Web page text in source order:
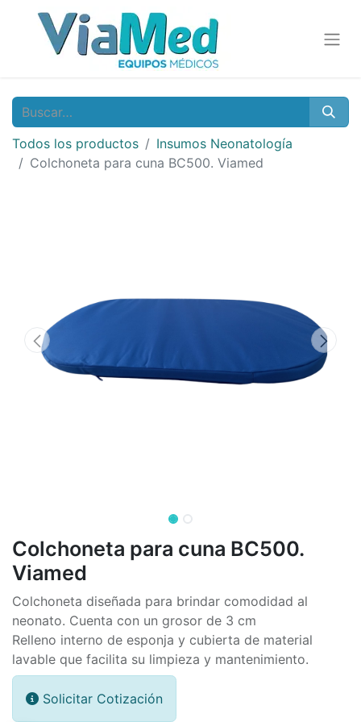
Todos los productos
Insumos Neonatología
Colchoneta para cuna BC500. Viamed
Colchoneta para cuna BC500.
Viamed
Colchoneta diseñada para brindar comodidad al
neonato. Cuenta con un grosor de 3 cm
Relleno interno de esponja y cubierta de material
lavable que facilita su limpieza y mantenimiento.
Solicitar Cotización